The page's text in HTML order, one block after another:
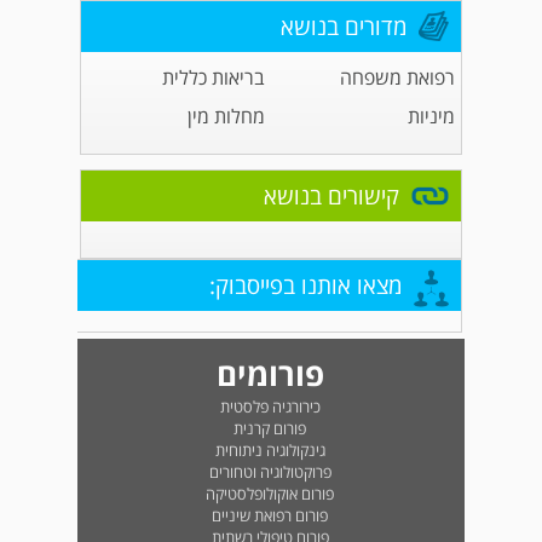
מדורים בנושא
רפואת משפחה
בריאות כללית
מיניות
מחלות מין
קישורים בנושא
מצאו אותנו בפייסבוק:
פורומים
כירורגיה פלסטית
פורום קרנית
גינקולוגיה ניתוחית
פרוקטולוגיה וטחורים
פורום אוקולופלסטיקה
פורום רפואת שיניים
פורום טיפולי רשתית